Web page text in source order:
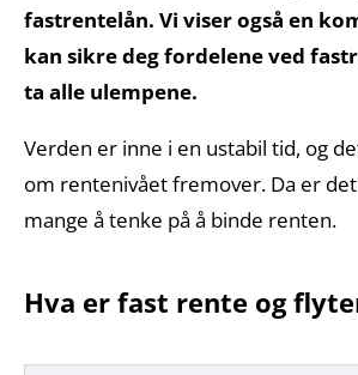
fastrentelån. Vi viser også en
kan sikre deg fordelene ved
ta alle ulempene.
Verden er inne i en ustabil tid, og
om rentenivået fremover. Da er
mange å tenke på å binde renten.
Hva er fast rente og